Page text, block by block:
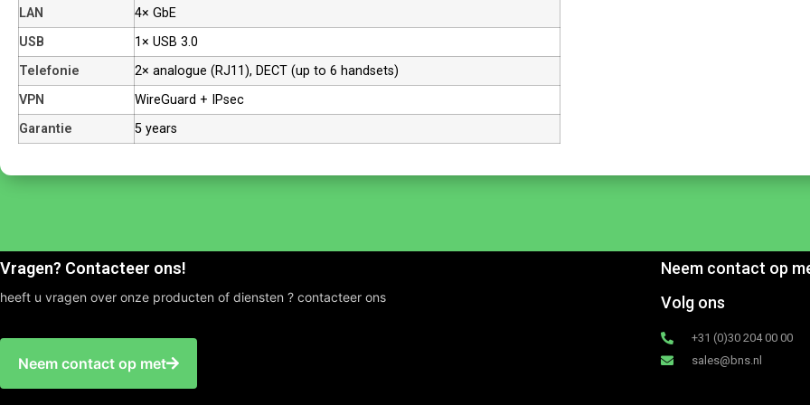
LAN
4× GbE
USB
1× USB 3.0
Telefonie
2× analogue (RJ11), DECT (up to 6 handsets)
VPN
WireGuard + IPsec
Garantie
5 years
Vragen? Contacteer ons!
heeft u vragen over onze producten of diensten ? contacteer ons
Neem contact op met
Neem contact op
Volg ons
+31 (0)30 204 00 00
sales@bns.nl